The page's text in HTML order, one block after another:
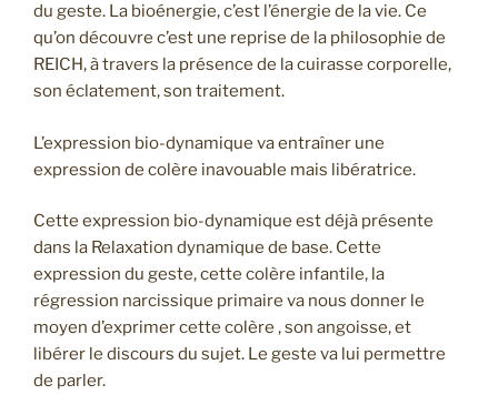
du geste. La bioénergie, c’est l’énergie de la vie. Ce
qu’on découvre c’est une reprise de la philosophie de
REICH, à travers la présence de la cuirasse corporelle,
son éclatement, son traitement.
L’expression bio-dynamique va entraîner une
expression de colère inavouable mais libératrice.
Cette expression bio-dynamique est déjà présente
dans la Relaxation dynamique de base. Cette
expression du geste, cette colère infantile, la
régression narcissique primaire va nous donner le
moyen d’exprimer cette colère , son angoisse, et
libérer le discours du sujet. Le geste va lui permettre
de parler.